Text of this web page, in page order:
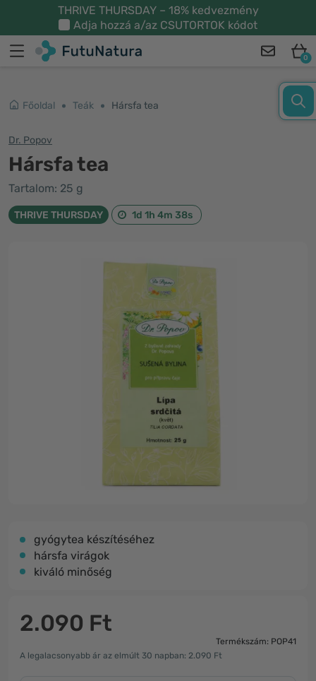
THRIVE THURSDAY – 18% kedvezmény
Adja hozzá a/az CSUTORTOK kódot
0
Főoldal Teák Hársfa tea
Dr. Popov
Hársfa tea
Tartalom: 25 g
THRIVE THURSDAY 1d 1h 4m 38s
gyógytea készítéséhez
hársfa virágok
kiváló minőség
2.090 Ft
Termékszám: POP41
A legalacsonyabb ár az elmúlt 30 napban: 2.090 Ft